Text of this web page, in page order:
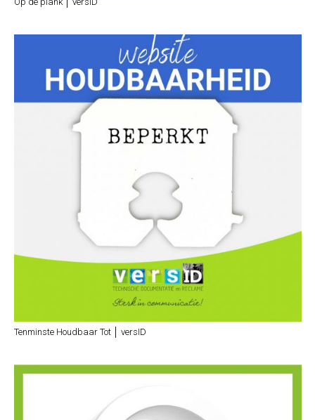
Tenminste Houdbaar Tot │ versID